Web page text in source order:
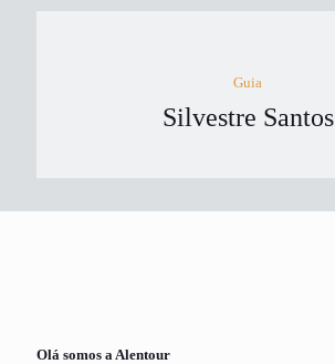
Guia
Silvestre Santos
Olá somos a Alentour